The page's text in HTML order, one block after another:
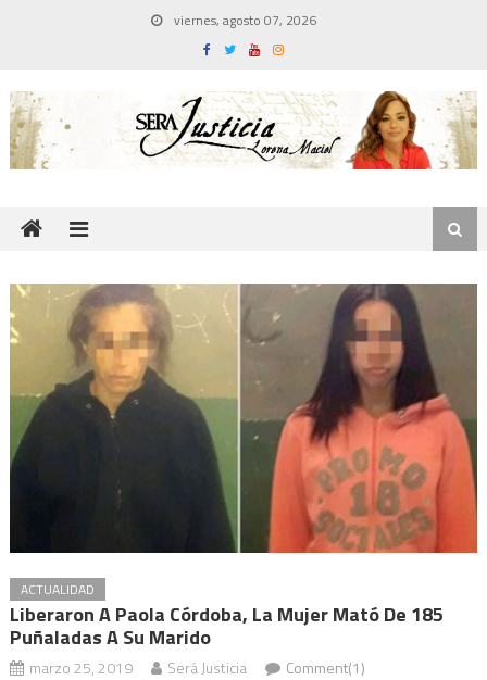
viernes, agosto 07, 2026
ACTUALIDAD
Liberaron A Paola Córdoba, La Mujer Mató De 185
Puñaladas A Su Marido
marzo 25, 2019 Será Justicia Comment(1)